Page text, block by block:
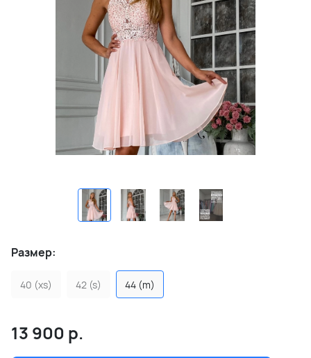
Размер:
40 (xs) 42 (s) 44 (m)
13 900 р.